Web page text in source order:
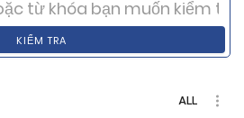
KIỂM TRA
ALL